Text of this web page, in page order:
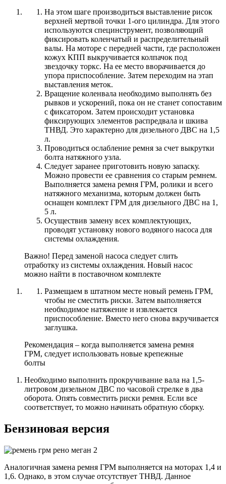
На этом шаге производиться выставление рисок
верхней мертвой точки 1-ого цилиндра. Для этого
используются специнструмент, позволяющий
фиксировать коленчатый и распределительный
валы. На моторе с передней части, где расположен
кожух КПП выкручивается колпачок под
звездочку торкс. На ее место вворачивается до
упора приспособление. Затем переходим на этап
выставления меток.
Вращение коленвала необходимо выполнять без
рывков и ускорений, пока он не станет сопоставим
с фиксатором. Затем происходит установка
фиксирующих элементов распредвала и шкива
ТНВД. Это характерно для дизельного ДВС на 1,5
л.
Проводиться ослабление ремня за счет выкрутки
болта натяжного узла.
Следует заранее приготовить новую запаску.
Можно провести ее сравнения со старым ремнем.
Выполняется замена ремня ГРМ, ролики и всего
натяжного механизма, которым должен быть
оснащен комплект ГРМ для дизельного ДВС на 1,
5 л.
Осуществив замену всех комплектующих,
проводят установку нового водяного насоса для
системы охлаждения.
Важно! Перед заменой насоса следует слить
отработку из системы охлаждения. Новый насос
можно найти в поставочном комплекте
Размещаем в штатном месте новый ремень ГРМ,
чтобы не сместить риски. Затем выполняется
необходимое натяжение и извлекается
приспособление. Вместо него снова вкручивается
заглушка.
Рекомендация – когда выполняется замена ремня
ГРМ, следует использовать новые крепежные
болты
Необходимо выполнить прокручивание вала на 1,5-
литровом дизельном ДВС по часовой стрелке в два
оборота. Опять совместить риски ремня. Если все
соответствует, то можно начинать обратную сборку.
Бензиновая версия
Аналогичная замена ремня ГРМ выполняется на моторах 1,4 и
1,6. Однако, в этом случае отсутствует ТНВД. Данное